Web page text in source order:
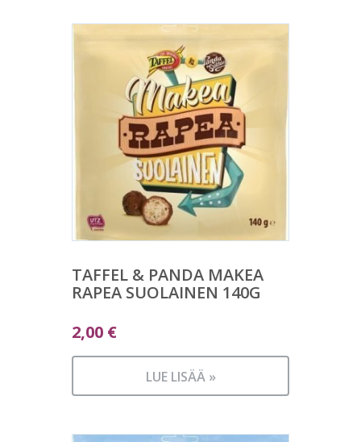
TAFFEL & PANDA MAKEA
RAPEA SUOLAINEN 140G
2,00 €
LUE LISÄÄ »